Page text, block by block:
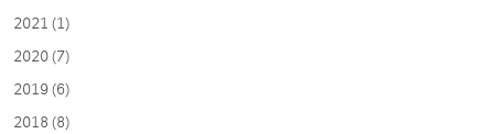
2021 (1)
2020 (7)
2019 (6)
2018 (8)